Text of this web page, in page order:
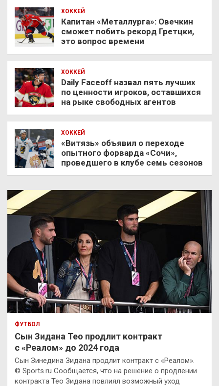
ХОККЕЙ
Капитан «Металлурга»: Овечкин
сможет побить рекорд Гретцки,
это вопрос времени
ХОККЕЙ
Daily Faceoff назвал пять лучших
по ценности игроков, оставшихся
на рыке свободных агентов
ХОККЕЙ
«Витязь» объявил о переходе
опытного форварда «Сочи»,
проведшего в клубе семь сезонов
ФУТБОЛ
Сын Зидана Тео продлит контракт
с «Реалом» до 2024 года
Сын Зинедина Зидана продлит контракт с «Реалом».
© Sports.ru Сообщается, что на решение о продлении
контракта Тео Зидана повлиял возможный уход